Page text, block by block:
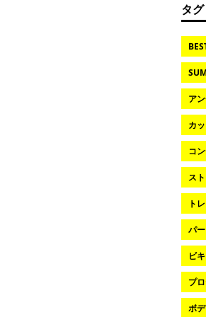
タグ
ア
カ
コ
ス
ト
パ
ビ
プ
ボ